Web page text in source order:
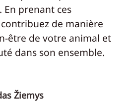
prenant ces
de manière
être de votre animal et
dans son ensemble.
Žiemys